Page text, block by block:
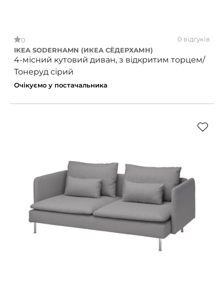
0
0 відгуків
IKEA SODERHAMN (ИКЕА СЁДЕРХАМН)
4-місний кутовий диван, з відкритим торцем/
Тонеруд сірий
Очікуємо у постачальника